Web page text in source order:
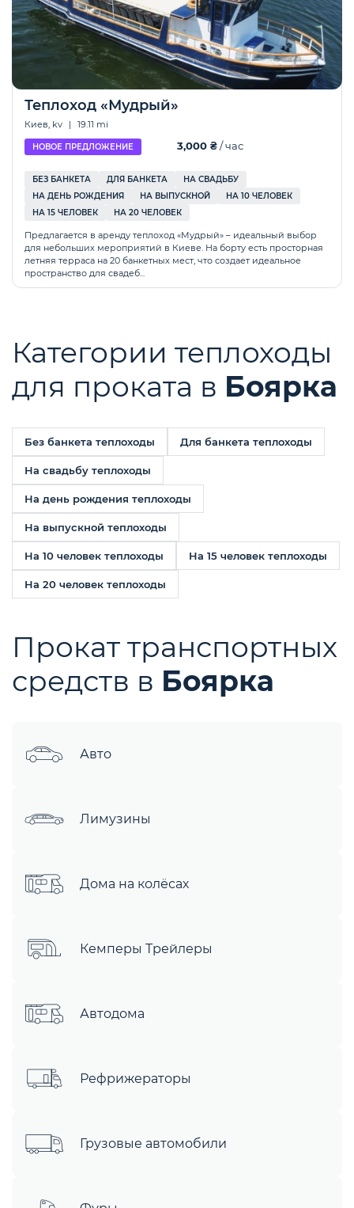
Теплоход «Мудрый»
Киев, kv | 19.11 mi
НОВОЕ ПРЕДЛОЖЕНИЕ 3,000 ₴/ час
БЕЗ БАНКЕТА ДЛЯ БАНКЕТА
НА СВАДЬБУ
НА ДЕНЬ РОЖДЕНИЯ
НА ВЫПУСКНОЙ
HА 10 ЧЕЛОВЕК
HА 15 ЧЕЛОВЕК
HА 20 ЧЕЛОВЕК
Предлагается в аренду теплоход «Мудрый» – идеальный выбор
для небольших мероприятий в Киеве. На борту есть просторная
летняя терраса на 20 банкетных мест, что создает идеальное
пространство для свадеб...
Категории теплоходы
для проката в Боярка
Без банкета теплоходы Для банкета теплоходы
На свадьбу теплоходы
На день рождения теплоходы
На выпускной теплоходы
Hа 10 человек теплоходы Hа 15 человек теплоходы
Hа 20 человек теплоходы
Прокат транспортных
средств в Боярка
Авто
Лимузины
Дома на колёсах
Кемперы Трейлеры
Автодома
Рефрижераторы
Грузовые автомобили